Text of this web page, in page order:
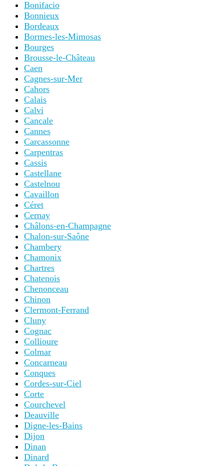
Bonifacio
Bonnieux
Bordeaux
Bormes-les-Mimosas
Bourges
Brousse-le-Château
Caen
Cagnes-sur-Mer
Cahors
Calais
Calvi
Cancale
Cannes
Carcassonne
Carpentras
Cassis
Castellane
Castelnou
Cavaillon
Céret
Cernay
Châlons-en-Champagne
Chalon-sur-Saône
Chambery
Chamonix
Chartres
Chatenois
Chenonceau
Chinon
Clermont-Ferrand
Cluny
Cognac
Collioure
Colmar
Concarneau
Conques
Cordes-sur-Ciel
Corte
Courchevel
Deauville
Digne-les-Bains
Dijon
Dinan
Dinard